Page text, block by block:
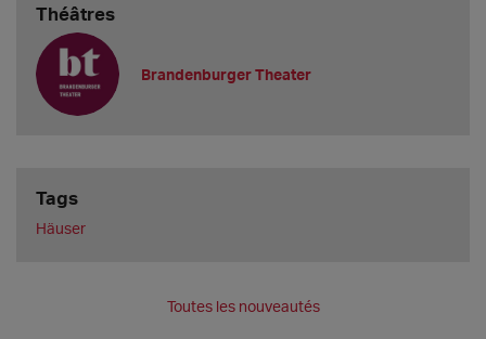
Théâtres
Brandenburger Theater
Tags
Häuser
Toutes les nouveautés